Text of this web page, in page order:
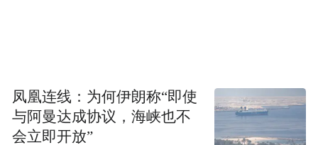
凤凰连线：为何伊朗称“即使
与阿曼达成协议，海峡也不
会立即开放”